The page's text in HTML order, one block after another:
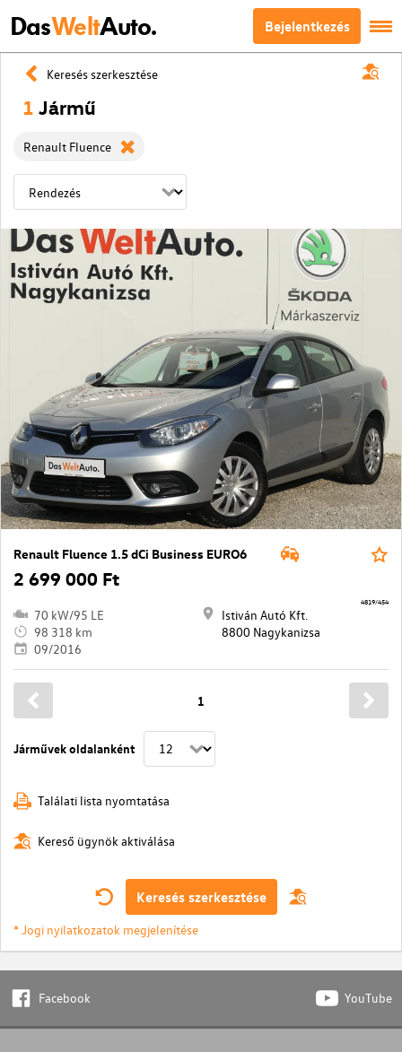
DasWeltAuto. Bejelentkezés
Keresés szerkesztése
1 Jármű
Renault Fluence
Renault Fluence 1.5 dCi Business EURO6
2 699 000 Ft
70 kW/95 LE
98 318 km
09/2016
Istiván Autó Kft.
8800 Nagykanizsa
4819/454
Járművek oldalanként
1
Találati lista nyomtatása
Kereső ügynök aktiválása
Keresés szerkesztése
* Jogi nyilatkozatok megjelenítése
Facebook YouTube